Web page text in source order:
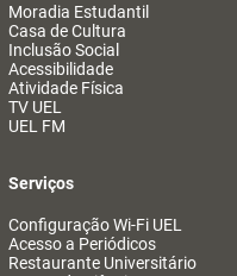
Moradia Estudantil
Casa de Cultura
Inclusão Social
Acessibilidade
Atividade Física
TV UEL
UEL FM
Serviços
Configuração Wi-Fi UEL
Acesso a Periódicos
Restaurante Universitário